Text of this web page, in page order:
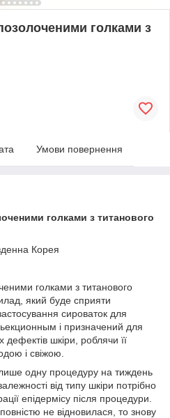
голками з
Умови повернення
голками з титанового
Корея
голками з титанового
який буде сприяти
сироваток для
і призначений для
дефектів шкіри, роблячи її
і свіжою.
одну процедуру на тиждень
від типу шкіри потрібно
епідермісу після процедури.
не відновилася, то знову